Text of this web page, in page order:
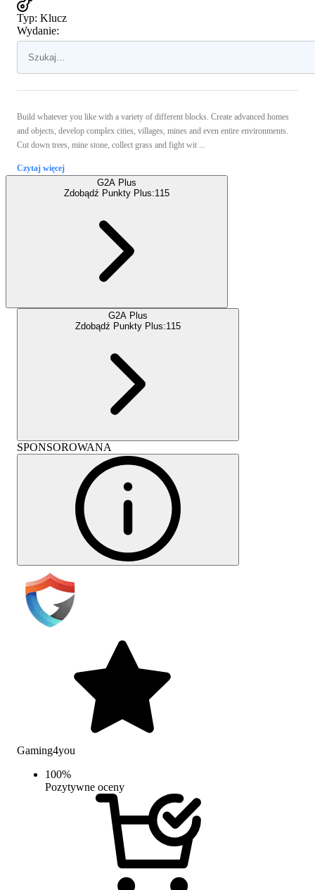
Typ: Klucz
Wydanie:
Build whatever you like with a variety of different blocks. Create advanced homes
and objects, develop complex cities, villages, mines and even entire environments.
Cut down trees, mine stone, collect grass and fight wit ...
Czytaj więcej
G2A Plus
Zdobądź Punkty Plus:115
G2A Plus
Zdobądź Punkty Plus:115
SPONSOROWANA
Gaming4you
100%
Pozytywne oceny